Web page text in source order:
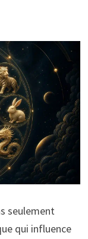
seulement
qui influence